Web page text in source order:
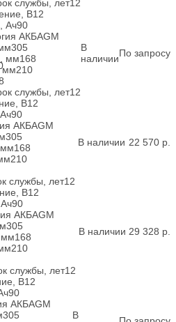
службы, лет12
В12
Ач90
АКБAGM
305
мм168
мм210
службы, лет12
В
наличииПо запросу
В12
90
АКБAGM
305
168
210
службы, лет12
В наличии 22 570 р.
В12
90
АКБAGM
305
168
210
службы, лет12
В наличии 29 328 р.
В12
90
АКБAGM
305
В